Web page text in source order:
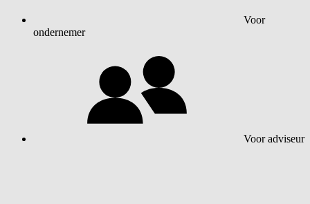
Voor
ondernemer
Voor adviseur